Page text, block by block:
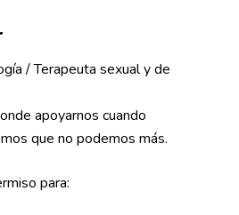
/ Terapeuta sexual y de
apoyarnos cuando
que no podemos más.
para: